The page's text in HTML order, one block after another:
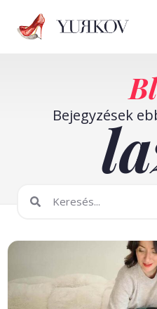
Bejegyzések